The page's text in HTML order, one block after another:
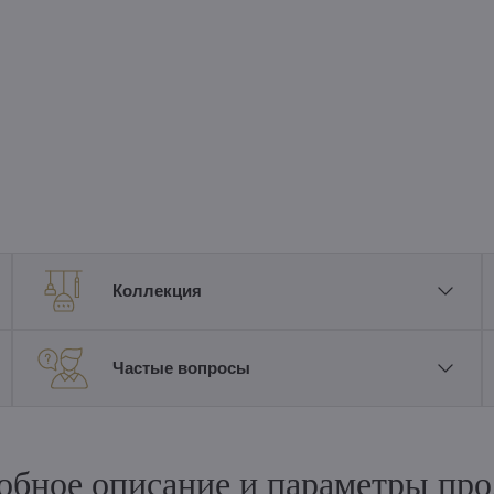
Коллекция
Частые вопросы
описание и параметры